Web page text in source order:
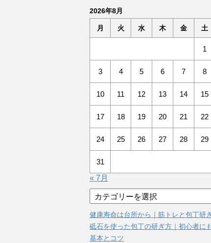
2026年8月
月 火 水 木 金 土
1
3 4 5 6 7 8
10 11 12 13 14 15
17 18 19 20 21 22
24 25 26 27 28 29
31
« 7月
テ
ゴ
リ
ー
健康寿命は台所から｜筋トレと包丁研
砥石を使った包丁の研ぎ方｜初心者に
基本とコツ